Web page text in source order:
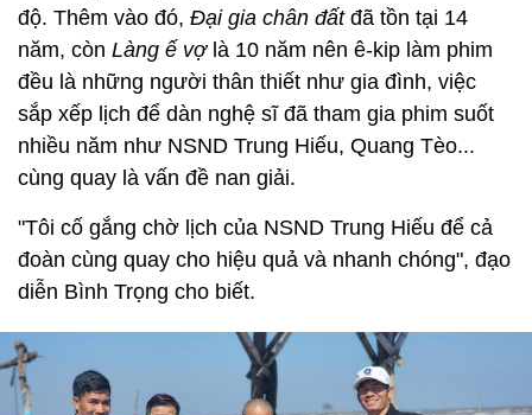
độ. Thêm vào đó, Đại gia chân đấtđã tồn tại 14
năm, còn Làng ế vợ là 10 năm nên ê-kip làm phim
đều là những người thân thiết như gia đình, việc
sắp xếp lịch để dàn nghệ sĩ đã tham gia phim suốt
nhiều năm như NSND Trung Hiếu, Quang Tèo...
cùng quay là vấn đề nan giải.
"Tôi cố gắng chờ lịch của NSND Trung Hiếu để cả
đoàn cùng quay cho hiệu quả và nhanh chóng", đạo
diễn Bình Trọng cho biết.